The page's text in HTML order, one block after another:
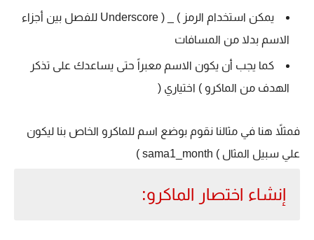
يمكن استخدام الرمز ) _ ( Underscore للفصل بين أجزاء
الاسم بدلا من المسافات
كما يجب أن يكون الاسم معبراً حتى يساعدك على تذكر
الهدف من الماكرو ) اختياري (
فمثلاً هنا في مثالنا نقوم بوضع اسم للماكرو الخاص بنا ليكون
علي سبيل المثال ) sama1_month )
إنشاء اختصار الماكرو: